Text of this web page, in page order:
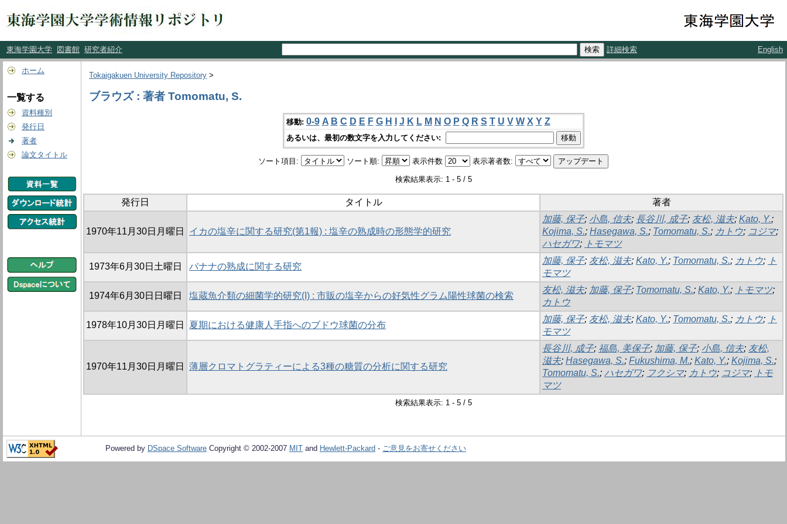
東海学園大学 図書館 研究者紹介 詳細検索 English
ホーム
一覧する
資料種別
発行日
著者
論文タイトル
Tokaigakuen University Repository >
ブラウズ : 著者 Tomomatu, S.
移動: 0-9 A B C D E F G H J K L M N O P Q R S T U V W X Y Z
あるいは、最初の数文字を入力してください:
ソート項目: ソート順: 表示件数 表示著者数:
検索結果表示: 1 - 5 / 5
発行日 タイトル 著者
1970年11月30日月曜日 イカの塩辛に関する研究(第1報) : 塩辛の熟成時の形態学的研究
加藤, 保子; 小島, 信夫; 長谷川, 成子; 友松, 滋夫; Kato, Y.;
Kojima, S.; Hasegawa, S.; Tomomatu, S.; カトウ; コジマ;
ハセガワ; トモマツ
1973年6月30日土曜日 バナナの熟成に関する研究
加藤, 保子; 友松, 滋夫; Kato, Y.; Tomomatu, S.; カトウ; ト
モマツ
1974年6月30日日曜日 塩蔵魚介類の細菌学的研究(I) : 市販の塩辛からの好気性グラム陽性球菌の検索
友松, 滋夫; 加藤, 保子; Tomomatu, S.; Kato, Y.; トモマツ;
カトウ
1978年10月30日月曜日 夏期における健康人手指へのブドウ球菌の分布
加藤, 保子; 友松, 滋夫; Kato, Y.; Tomomatu, S.; カトウ; ト
モマツ
1970年11月30日月曜日 薄層クロマトグラティーによる3種の糖質の分析に関する研究
長谷川, 成子; 福島, 美保子; 加藤, 保子; 小島, 信夫; 友松,
滋夫; Hasegawa, S.; Fukushima, M.; Kato, Y.; Kojima, S.;
Tomomatu, S.; ハセガワ; フクシマ; カトウ; コジマ; トモ
マツ
検索結果表示: 1 - 5 / 5
Powered by DSpace Software Copyright © 2002-2007 MIT and Hewlett-Packard - ご意見をお寄せください